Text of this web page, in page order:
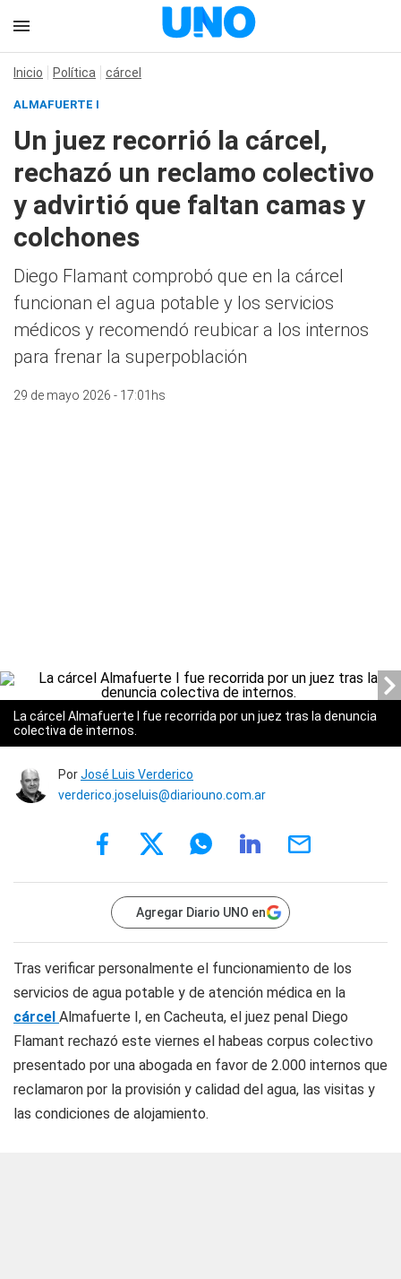
Inicio Política cárcel
ALMAFUERTE I
Un juez recorrió la cárcel,
rechazó un reclamo colectivo
y advirtió que faltan camas y
colchones
Diego Flamant comprobó que en la cárcel
funcionan el agua potable y los servicios
médicos y recomendó reubicar a los internos
para frenar la superpoblación
29 de mayo 2026 - 17:01hs
La cárcel Almafuerte I fue recorrida por un juez tras la denuncia
colectiva de internos.
PorJosé Luis Verderico
verderico.joseluis@diariouno.com.ar
Agregar Diario UNO en
Tras verificar personalmente el funcionamiento de los
servicios de agua potable y de atención médica en la
cárcel Almafuerte I, en Cacheuta, el juez penal Diego
Flamant rechazó este viernes el habeas corpus colectivo
presentado por una abogada en favor de 2.000 internos que
reclamaron por la provisión y calidad del agua, las visitas y
las condiciones de alojamiento.